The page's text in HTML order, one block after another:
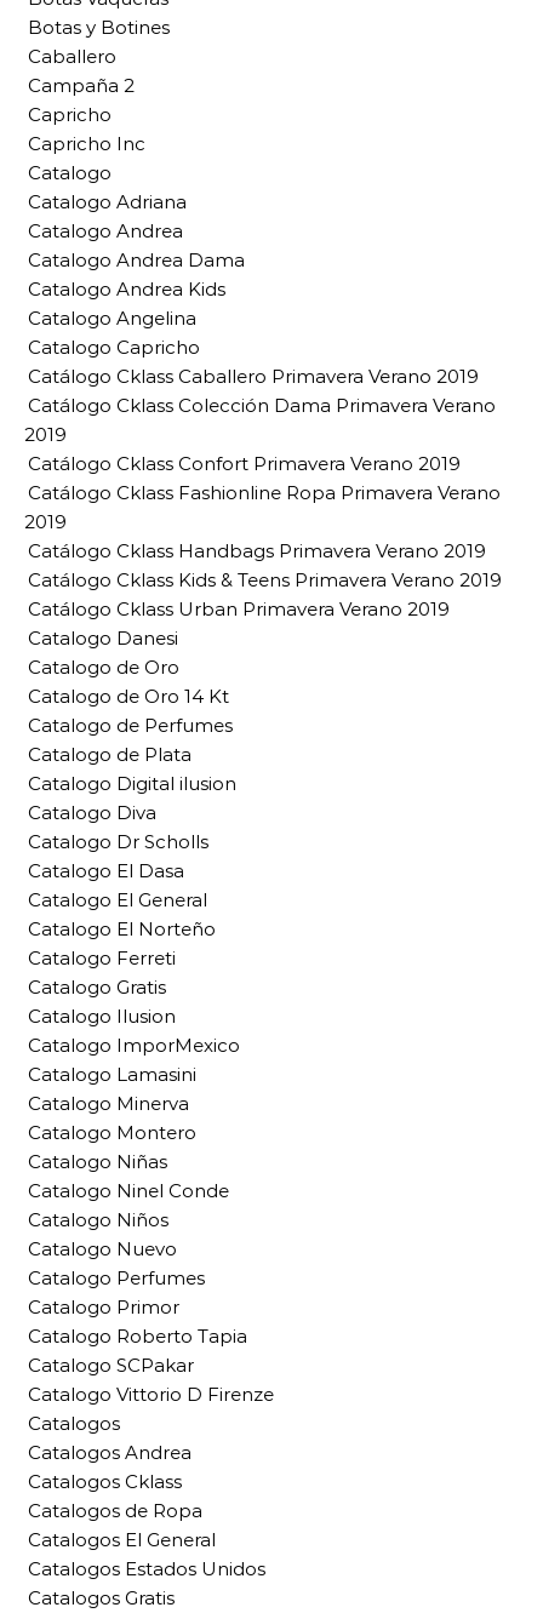
Botas y Botines
Caballero
Campaña 2
Capricho
Capricho Inc
Catalogo
Catalogo Adriana
Catalogo Andrea
Catalogo Andrea Dama
Catalogo Andrea Kids
Catalogo Angelina
Catalogo Capricho
Catálogo Cklass Caballero Primavera Verano 2019
Catálogo Cklass Colección Dama Primavera Verano
2019
Catálogo Cklass Confort Primavera Verano 2019
Catálogo Cklass Fashionline Ropa Primavera Verano
2019
Catálogo Cklass Handbags Primavera Verano 2019
Catálogo Cklass Kids & Teens Primavera Verano 2019
Catálogo Cklass Urban Primavera Verano 2019
Catalogo Danesi
Catalogo de Oro
Catalogo de Oro 14 Kt
Catalogo de Perfumes
Catalogo de Plata
Catalogo Digital ilusion
Catalogo Diva
Catalogo Dr Scholls
Catalogo El Dasa
Catalogo El General
Catalogo El Norteño
Catalogo Ferreti
Catalogo Gratis
Catalogo Ilusion
Catalogo ImporMexico
Catalogo Lamasini
Catalogo Minerva
Catalogo Montero
Catalogo Niñas
Catalogo Ninel Conde
Catalogo Niños
Catalogo Nuevo
Catalogo Perfumes
Catalogo Primor
Catalogo Roberto Tapia
Catalogo SCPakar
Catalogo Vittorio D Firenze
Catalogos
Catalogos Andrea
Catalogos Cklass
Catalogos de Ropa
Catalogos El General
Catalogos Estados Unidos
Catalogos Gratis